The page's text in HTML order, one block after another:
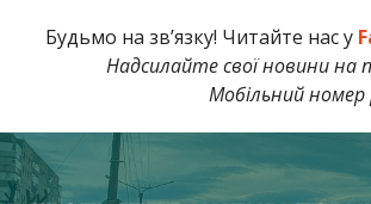
Будьмо на зв’язку! Читайте нас у
Надсилайте свої новини на
Мобільний номер